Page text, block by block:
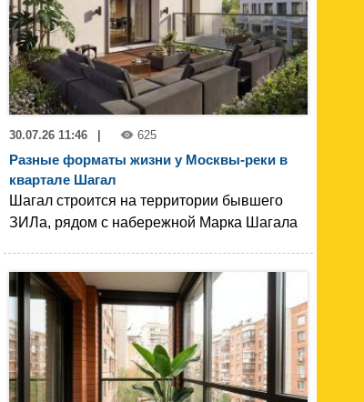
30.07.26 11:46 | 625
Разные форматы жизни у Москвы-реки в
квартале Шагал
Шагал строится на территории бывшего
ЗИЛа, рядом с набережной Марка Шагала